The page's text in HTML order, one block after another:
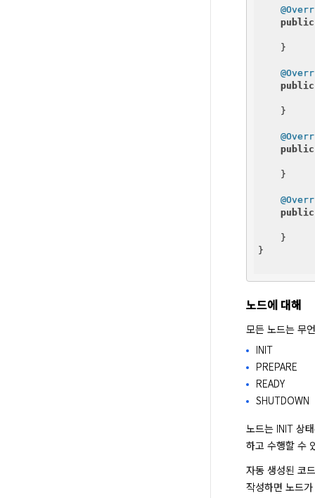
public
    }
public
    }
public
    }
public
    }
}
노드에 대해
모든 노드는 무
INIT
PREPARE
READY
SHUTDOWN
노드는 INIT 상
하고 수행할 수
자동 생성된 코
작성하면 노드